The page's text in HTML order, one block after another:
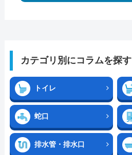
カテゴリ別にコラムを探す
トイレ
蛇口
排水管・排水口